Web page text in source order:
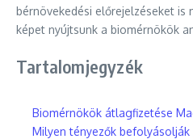
bérnövekedési előrejelzéseket
képet nyújtsunk a biomérnökök
Tartalomjegyzék
Biomérnökök átlagfizetése
Milyen tényezők befolyásolják